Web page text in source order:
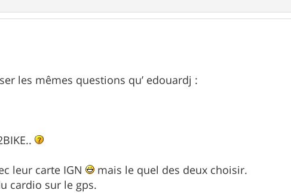
les mêmes questions qu’ edouardj :
leur carte IGN
mais le quel des deux choisir.
cardio sur le gps.